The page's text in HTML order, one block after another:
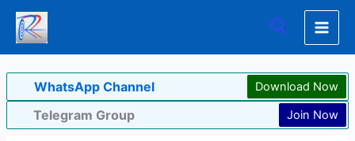
Skip
content
Search
WhatsApp Channel Download Now
Telegram Group Join Now